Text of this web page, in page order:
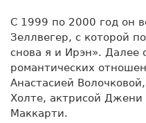
С 1999 по 2000 год он
Зеллвегер, с которой
снова я и Ирэн». Далее
романтических
Анастасией
Холте, актрисой
Маккарти.